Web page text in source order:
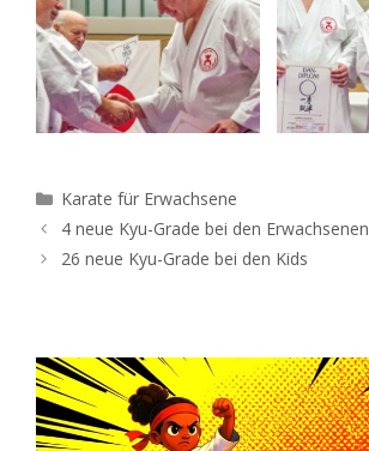
Kategorien
Karate für Erwachsene
4 neue Kyu-Grade bei den Erwachsenen
26 neue Kyu-Grade bei den Kids